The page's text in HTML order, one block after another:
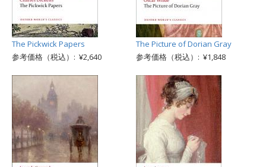
The Pickwick Papers
参考価格（税込）: ¥2,640
The Picture of Dorian Gray
参考価格（税込）: ¥1,848